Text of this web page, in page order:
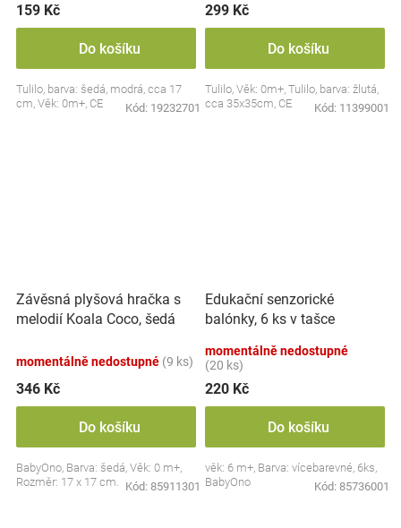
159 Kč
Do košíku
Tulilo, barva: šedá, modrá, cca 17
cm, Věk: 0m+, CE
Kód: 19232701
299 Kč
Do košíku
Tulilo, Věk: 0m+, Tulilo, barva: žlutá,
cca 35x35cm, CE
Kód: 11399001
Závěsná plyšová hračka s
melodií Koala Coco, šedá
momentálně nedostupné (9 ks)
346 Kč
Do košíku
BabyOno, Barva: šedá, Věk: 0 m+,
Rozměr: 17 x 17 cm.
Kód: 85911301
Edukační senzorické
balónky, 6 ks v tašce
momentálně nedostupné
(20 ks)
220 Kč
Do košíku
věk: 6 m+, Barva: vícebarevné, 6ks,
BabyOno
Kód: 85736001